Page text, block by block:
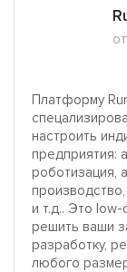
Платформу
настроить
предприятия:
роботизация,
и т.д.. Это
решить ваши
разработку,
любого